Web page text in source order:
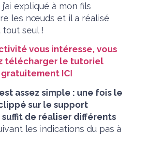
expliqué à mon fils
les nœuds et il a réalisé
seul !
vous intéresse, vous
télécharger le tutoriel
gratuitement ICI
assez simple : une fois le
sur le support
suffit de réaliser différents
les indications du pas à